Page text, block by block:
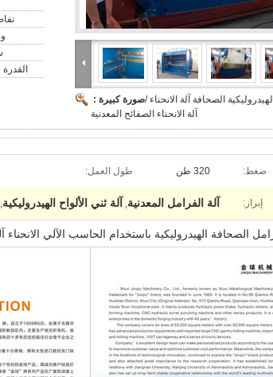
صورة كبيرة :320 طن Cnc الهيدروليكية الصحافة آلة الانحناء /
آلة الانحناء الصفائح المعدنية
ضغط: 320 طن طول العمل:
إبراز: آلة الفرامل المعدنية, آلة ثني الألواح الهيدروليكية,